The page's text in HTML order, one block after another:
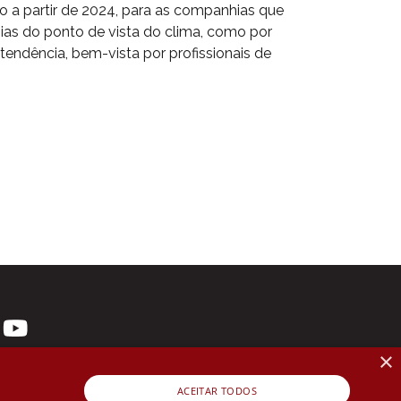
a partir de 2024, para as companhias que
do ponto de vista do clima, como por
bem-vista por profissionais de
×
ACEITAR TODOS